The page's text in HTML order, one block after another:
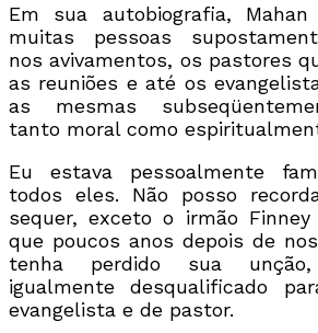
Em sua autobiografia,
muitas pessoas
nos avivamentos, os pastores
as reuniões e até os
as mesmas
tanto moral como
Eu estava pessoalmente
todos eles. Não posso
sequer, exceto o irmão
que poucos anos depois de
tenha perdido sua unção,
igualmente desqualificado
evangelista e de pastor.